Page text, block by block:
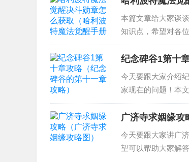
本篇文章给大家谈
知识点，希望对各
录吗 2、哈利波特
什么用 5、哈利...
纪念碑谷1第十
今天要跟大家介绍
家现在的问题！本
哪些攻略？ 3、纪
攻略 纪念碑...
广济寺求姻缘攻
今天要跟大家讲广
望可以帮助大家解